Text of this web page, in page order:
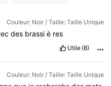
Couleur: Noir / Taille: Taille Unique
des brassi è res
Utile (8)
Couleur: Noir / Taille: Taille Unique